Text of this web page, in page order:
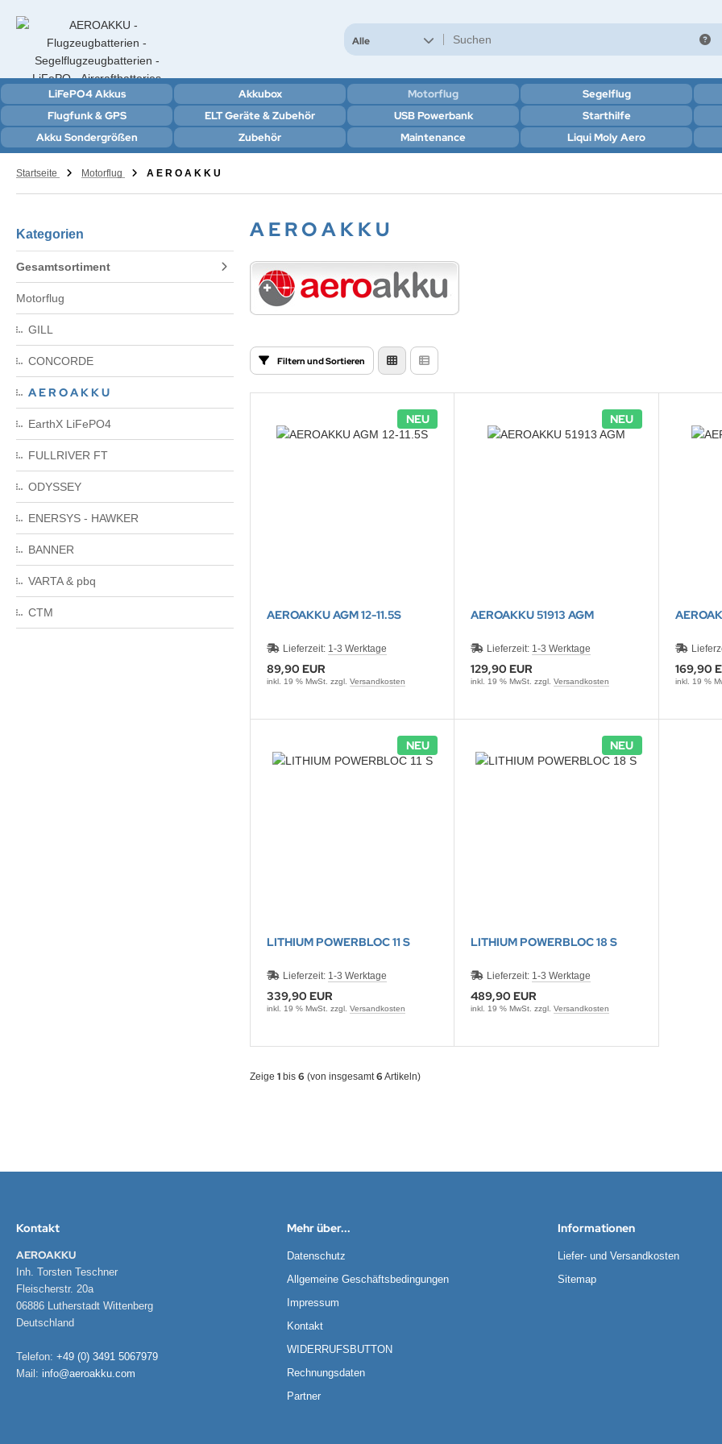
Alle
LiFePO4 Akkus Akkubox Motorflug
Segelflug
Flugfunk & GPS
ELT Geräte & Zubehör USB Powerbank
Starthilfe
Akku Sondergrößen
Zubehör Maintenance Liqui Moly Aero
Startseite Motorflug A E R O A K K U
Kategorien
Gesamtsortiment
Motorflug
GILL
CONCORDE
A E R O A K K U
EarthX LiFePO4
FULLRIVER FT
ODYSSEY
ENERSYS - HAWKER
BANNER
VARTA & pbq
CTM
A E R O A K K U
Filtern und Sortieren
NEU
AEROAKKU AGM 12-11.5S
Lieferzeit: 1-3 Werktage
89,90 EUR
inkl. 19 % MwSt. zzgl. Versandkosten
NEU
AEROAKKU 51913 AGM
Lieferzeit: 1-3 Werktage
129,90 EUR
inkl. 19 % MwSt. zzgl.Versandkosten
169,90
inkl. 19 %
NEU
LITHIUM POWERBLOC 11 S
Lieferzeit: 1-3 Werktage
339,90 EUR
inkl. 19 % MwSt. zzgl. Versandkosten
NEU
LITHIUM POWERBLOC 18 S
Lieferzeit: 1-3 Werktage
489,90 EUR
inkl. 19 % MwSt. zzgl.Versandkosten
Zeige 1 bis 6 (von insgesamt6 Artikeln)
Kontakt
AEROAKKU
Inh. Torsten Teschner
Fleischerstr. 20a
06886 Lutherstadt Wittenberg
Deutschland
Telefon: +49 (0) 3491 5067979
Mail: info@aeroakku.com
Mehr über...
Datenschutz
Allgemeine Geschäftsbedingungen
Impressum
Kontakt
WIDERRUFSBUTTON
Rechnungsdaten
Partner
Informationen
Liefer- und Versandkosten
Sitemap